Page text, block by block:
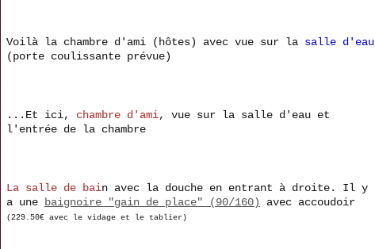
Voilà la chambre d'ami (hôtes) avec vue sur la salle d'eau
(porte coulissante prévue)
...Et ici, chambre d'ami, vue sur la salle d'eau et
l'entrée de la chambre
La salle de bain avec la douche en entrant à droite. Il y
a une
baignoire "gain de place" (90/160) avec accoudoir
(229.50€ avec le vidage et le tablier)